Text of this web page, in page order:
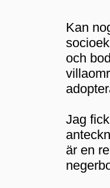
Kan
och
Jag
är en